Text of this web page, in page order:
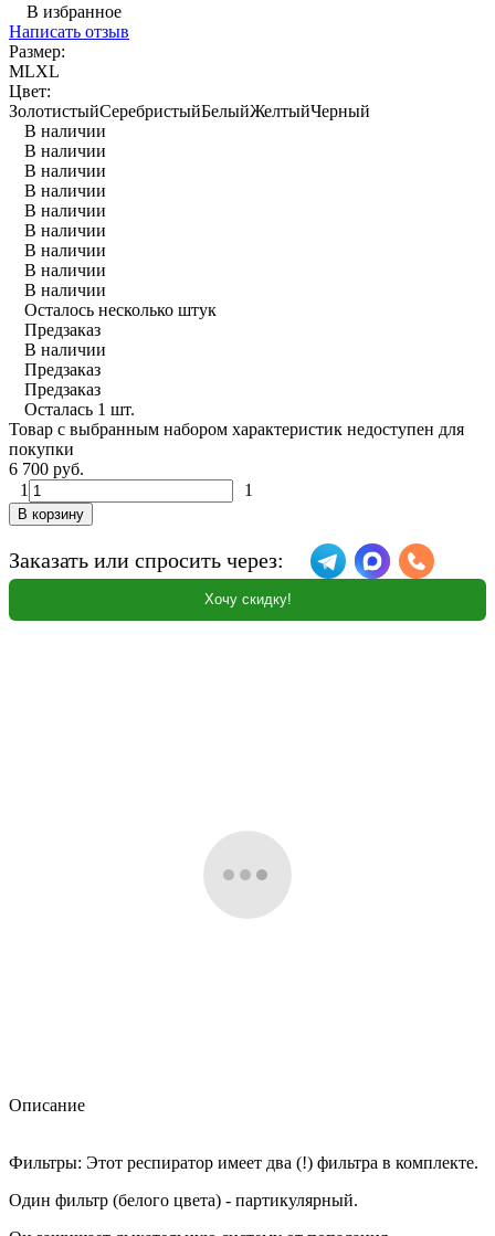
В избранное
Написать отзыв
Размер:
MLXL
Цвет:
ЗолотистыйСеребристыйБелыйЖелтыйЧерный
В наличии
В наличии
В наличии
В наличии
В наличии
В наличии
В наличии
В наличии
В наличии
Осталось несколько штук
Предзаказ
В наличии
Предзаказ
Предзаказ
Осталась 1 шт.
Товар с выбранным набором характеристик недоступен для
покупки
6 700 руб.
1
1
В корзину
Заказать или спросить через:
Хочу скидку!
Описание
Фильтры: Этот респиратор имеет два (!) фильтра в комплекте.
Один фильтр (белого цвета) - партикулярный.